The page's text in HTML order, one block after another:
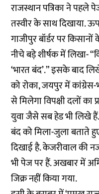
राजस्थान पत्रिका ने
तस्वीर के साथ दिखाया.
गाजीपुर बॉर्डर पर
नीचे बड़े शीर्षक में लिखा-
‘भारत बंद’.” इसके बाद
को रोका, जयपुर में कांग्रेस-
से मिलेगा विपक्षी दलों का
युवा जैसे सब हेड भी लिखे
बंद को मिला-जुला बताते
दिखाई है. केजरीवाल की
भी पेज पर हैं. अखबार में
जिक्र नहीं किया गया.